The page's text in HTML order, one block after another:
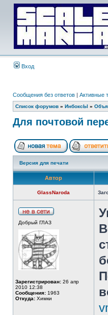
Вход
Сообщения без ответов | Активные
Список форумов » ИнбоксЫ »
Для почтовой
Версия для печати
Автор
GlassNaroda
Добрый ГЛАЗ
Зарегистрирован: 26 апр
2010 12:38
Сообщения: 1963
Откуда: Химки